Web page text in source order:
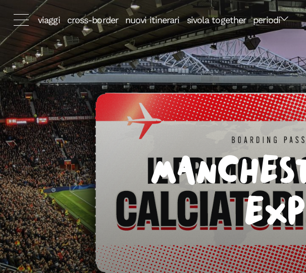
viaggi cross-border nuovi itinerari sivola together periodi